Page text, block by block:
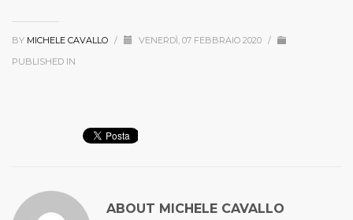
BY MICHELE CAVALLO / VENERDÌ, 07 FEBBRAIO 2020 /
PUBLISHED IN
ABOUT MICHELE CAVALLO